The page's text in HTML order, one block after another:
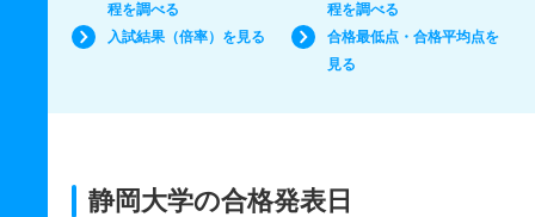
程を調べる
程を調べる
入試結果（倍率）を見る
合格最低点・合格平均点を
見る
静岡大学の合格発表日